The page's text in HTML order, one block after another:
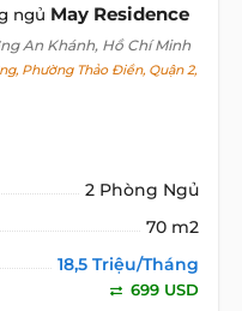
ngủ May Residence
An Khánh, Hồ Chí Minh
Phường Thảo Điền, Quận 2,
2 Phòng Ngủ
70 m2
18,5 Triệu/Tháng
699 USD